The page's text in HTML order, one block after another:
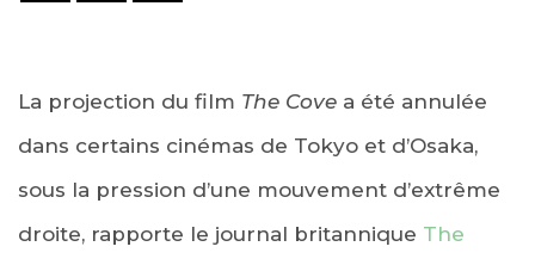
La projection du film The Cove a été annulée
dans certains cinémas de Tokyo et d’Osaka,
sous la pression d’une mouvement d’extrême
droite, rapporte le journal britannique The